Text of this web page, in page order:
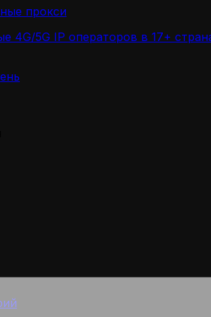
прокси
4G/5G IP операторов в 17+